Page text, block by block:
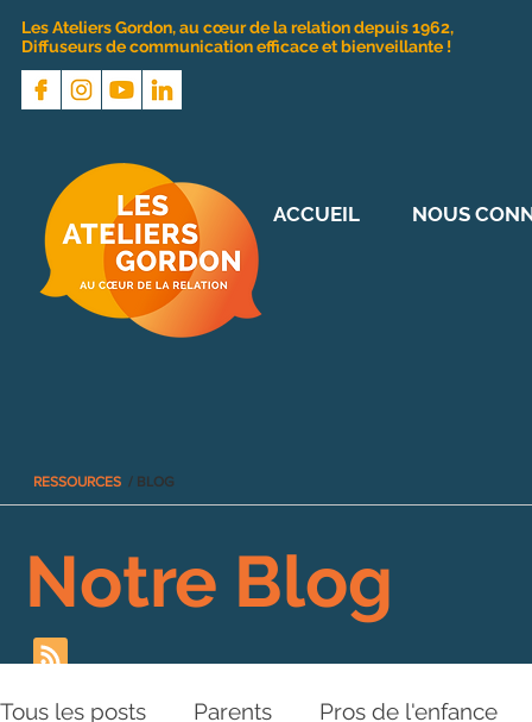
Les Ateliers Gordon, au cœur de la relation depuis 1962,
Diffuseurs de communication efficace et bienveillante !
RESSOURCES / BLOG
Tous les posts Parents Pros de l'enfance
Notre Blog
ACCUEIL NOUS